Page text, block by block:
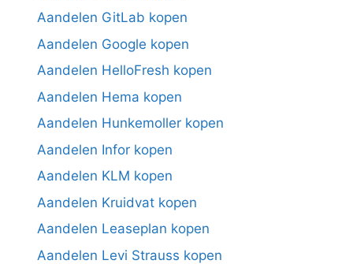
Aandelen GitLab kopen
Aandelen Google kopen
Aandelen HelloFresh kopen
Aandelen Hema kopen
Aandelen Hunkemoller kopen
Aandelen Infor kopen
Aandelen KLM kopen
Aandelen Kruidvat kopen
Aandelen Leaseplan kopen
Aandelen Levi Strauss kopen